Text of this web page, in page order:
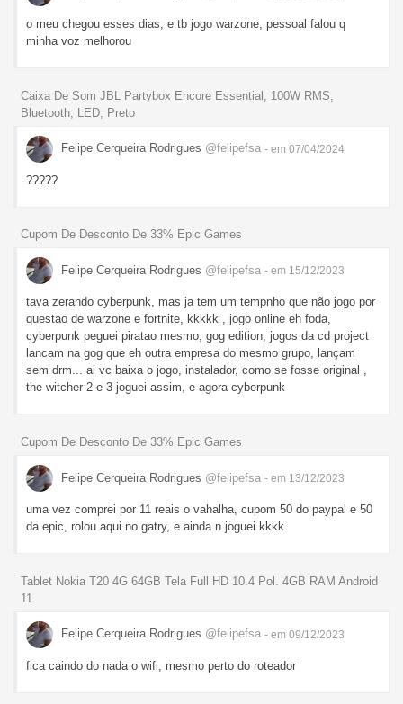
o meu chegou esses dias, e tb jogo warzone, pessoal falou q
minha voz melhorou
Caixa De Som JBL Partybox Encore Essential, 100W RMS,
Bluetooth, LED, Preto
Felipe Cerqueira Rodrigues @felipefsa - em 07/04/2024
?????
Cupom De Desconto De 33% Epic Games
Felipe Cerqueira Rodrigues @felipefsa - em 15/12/2023
tava zerando cyberpunk, mas ja tem um tempnho que não jogo por
questao de warzone e fortnite, kkkkk , jogo online eh foda,
cyberpunk peguei piratao mesmo, gog edition, jogos da cd project
lancam na gog que eh outra empresa do mesmo grupo, lançam
sem drm... ai vc baixa o jogo, instalador, como se fosse original ,
the witcher 2 e 3 joguei assim, e agora cyberpunk
Cupom De Desconto De 33% Epic Games
Felipe Cerqueira Rodrigues @felipefsa - em 13/12/2023
uma vez comprei por 11 reais o vahalha, cupom 50 do paypal e 50
da epic, rolou aqui no gatry, e ainda n joguei kkkk
Tablet Nokia T20 4G 64GB Tela Full HD 10.4 Pol. 4GB RAM Android
11
Felipe Cerqueira Rodrigues @felipefsa - em 09/12/2023
fica caindo do nada o wifi, mesmo perto do roteador